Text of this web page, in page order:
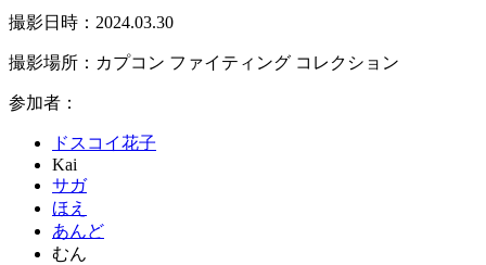
撮影日時：2024.03.30
撮影場所：カプコン ファイティング コレクション
参加者：
ドスコイ花子
Kai
サガ
ほえ
あんど
むん